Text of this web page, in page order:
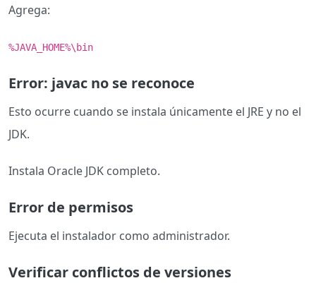
Agrega:
%JAVA_HOME%\bin
Error: javac no se reconoce
Esto ocurre cuando se instala únicamente el JRE y no el
JDK.
Instala Oracle JDK completo.
Error de permisos
Ejecuta el instalador como administrador.
Verificar conflictos de versiones